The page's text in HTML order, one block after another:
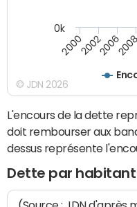
200020022006
0k
© JDN 2026
L'encours de la dette
doit rembourser aux
dessus représente
Dette par habitant